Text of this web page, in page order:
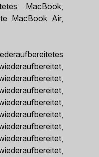
MacBook,
MacBook Air,